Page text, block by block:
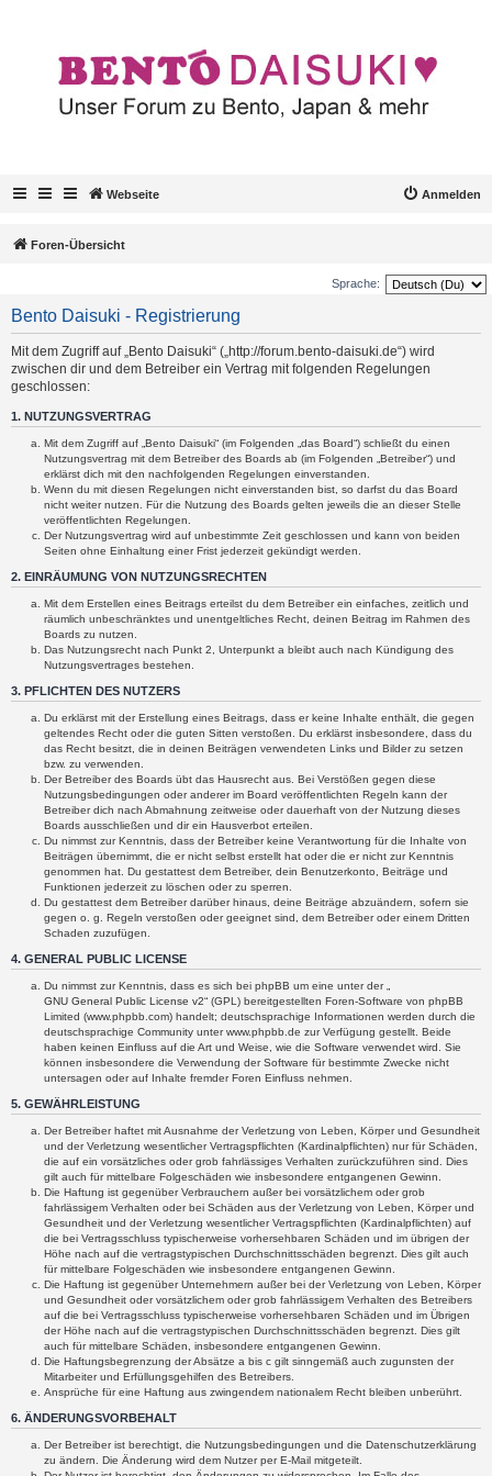
Webseite Anmelden
Foren-Übersicht
Sprache:
Bento Daisuki - Registrierung
Mit dem Zugriff auf „Bento Daisuki“ („http://forum.bento-daisuki.de“) wird
zwischen dir und dem Betreiber ein Vertrag mit folgenden Regelungen
geschlossen:
1. NUTZUNGSVERTRAG
Mit dem Zugriff auf „Bento Daisuki“ (im Folgenden „das Board“) schließt du einen
Nutzungsvertrag mit dem Betreiber des Boards ab (im Folgenden „Betreiber“) und
erklärst dich mit den nachfolgenden Regelungen einverstanden.
Wenn du mit diesen Regelungen nicht einverstanden bist, so darfst du das Board
nicht weiter nutzen. Für die Nutzung des Boards gelten jeweils die an dieser Stelle
veröffentlichten Regelungen.
Der Nutzungsvertrag wird auf unbestimmte Zeit geschlossen und kann von beiden
Seiten ohne Einhaltung einer Frist jederzeit gekündigt werden.
2. EINRÄUMUNG VON NUTZUNGSRECHTEN
Mit dem Erstellen eines Beitrags erteilst du dem Betreiber ein einfaches, zeitlich und
räumlich unbeschränktes und unentgeltliches Recht, deinen Beitrag im Rahmen des
Boards zu nutzen.
Das Nutzungsrecht nach Punkt 2, Unterpunkt a bleibt auch nach Kündigung des
Nutzungsvertrages bestehen.
3. PFLICHTEN DES NUTZERS
Du erklärst mit der Erstellung eines Beitrags, dass er keine Inhalte enthält, die gegen
geltendes Recht oder die guten Sitten verstoßen. Du erklärst insbesondere, dass du
das Recht besitzt, die in deinen Beiträgen verwendeten Links und Bilder zu setzen
bzw. zu verwenden.
Der Betreiber des Boards übt das Hausrecht aus. Bei Verstößen gegen diese
Nutzungsbedingungen oder anderer im Board veröffentlichten Regeln kann der
Betreiber dich nach Abmahnung zeitweise oder dauerhaft von der Nutzung dieses
Boards ausschließen und dir ein Hausverbot erteilen.
Du nimmst zur Kenntnis, dass der Betreiber keine Verantwortung für die Inhalte von
Beiträgen übernimmt, die er nicht selbst erstellt hat oder die er nicht zur Kenntnis
genommen hat. Du gestattest dem Betreiber, dein Benutzerkonto, Beiträge und
Funktionen jederzeit zu löschen oder zu sperren.
Du gestattest dem Betreiber darüber hinaus, deine Beiträge abzuändern, sofern sie
gegen o. g. Regeln verstoßen oder geeignet sind, dem Betreiber oder einem Dritten
Schaden zuzufügen.
4. GENERAL PUBLIC LICENSE
Du nimmst zur Kenntnis, dass es sich bei phpBB um eine unter der „
GNU General Public License v2“ (GPL) bereitgestellten Foren-Software von phpBB
Limited (www.phpbb.com) handelt; deutschsprachige Informationen werden durch die
deutschsprachige Community unter www.phpbb.de zur Verfügung gestellt. Beide
haben keinen Einfluss auf die Art und Weise, wie die Software verwendet wird. Sie
können insbesondere die Verwendung der Software für bestimmte Zwecke nicht
untersagen oder auf Inhalte fremder Foren Einfluss nehmen.
5. GEWÄHRLEISTUNG
Der Betreiber haftet mit Ausnahme der Verletzung von Leben, Körper und Gesundheit
und der Verletzung wesentlicher Vertragspflichten (Kardinalpflichten) nur für Schäden,
die auf ein vorsätzliches oder grob fahrlässiges Verhalten zurückzuführen sind. Dies
gilt auch für mittelbare Folgeschäden wie insbesondere entgangenen Gewinn.
Die Haftung ist gegenüber Verbrauchern außer bei vorsätzlichem oder grob
fahrlässigem Verhalten oder bei Schäden aus der Verletzung von Leben, Körper und
Gesundheit und der Verletzung wesentlicher Vertragspflichten (Kardinalpflichten) auf
die bei Vertragsschluss typischerweise vorhersehbaren Schäden und im übrigen der
Höhe nach auf die vertragstypischen Durchschnittsschäden begrenzt. Dies gilt auch
für mittelbare Folgeschäden wie insbesondere entgangenen Gewinn.
Die Haftung ist gegenüber Unternehmern außer bei der Verletzung von Leben, Körper
und Gesundheit oder vorsätzlichem oder grob fahrlässigem Verhalten des Betreibers
auf die bei Vertragsschluss typischerweise vorhersehbaren Schäden und im Übrigen
der Höhe nach auf die vertragstypischen Durchschnittsschäden begrenzt. Dies gilt
auch für mittelbare Schäden, insbesondere entgangenen Gewinn.
Die Haftungsbegrenzung der Absätze a bis c gilt sinngemäß auch zugunsten der
Mitarbeiter und Erfüllungsgehilfen des Betreibers.
Ansprüche für eine Haftung aus zwingendem nationalem Recht bleiben unberührt.
6. ÄNDERUNGSVORBEHALT
Der Betreiber ist berechtigt, die Nutzungsbedingungen und die Datenschutzerklärung
zu ändern. Die Änderung wird dem Nutzer per E-Mail mitgeteilt.